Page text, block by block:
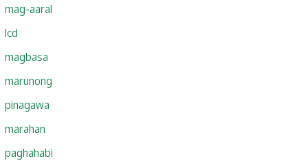
mag-aaral
lcd
magbasa
marunong
pinagawa
marahan
paghahabi